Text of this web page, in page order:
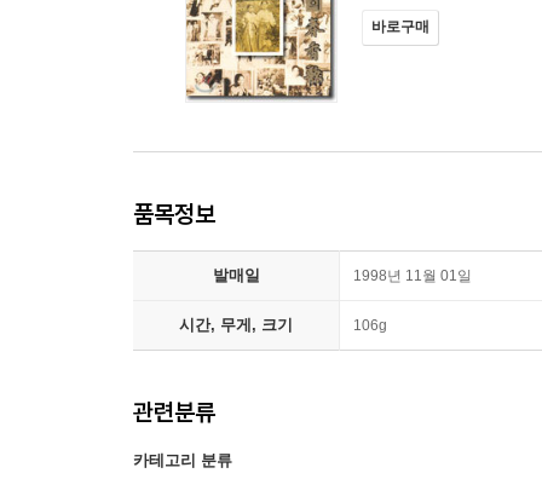
바로구매
품목정보
발매일 1998년 11월 01일
시간, 무게, 크기 106g
관련분류
카테고리 분류